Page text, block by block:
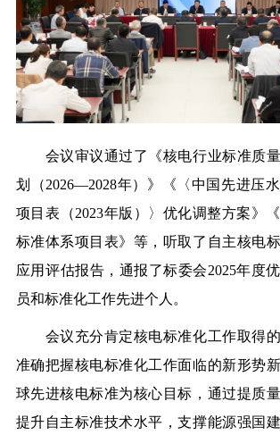
会议审议通过了
《核电行业标准质
划（2026—2028年）》《〈中国先进压
项目表（2023年版）〉优化调整方案》
标准体系项目表》等，听取了自主核电
应用评估报告 ，通报了标委会2025年度
员和标准化工作先进个人。
会议充分肯定核电标准化工作取得
准确把握核电标准化工作面临的新形势
球先进核电标准为核心目标，通过提质
提升自主标准技术水平，支撑能源强国